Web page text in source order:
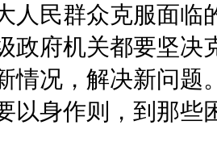
人民群众克服面
政府机关都要坚决
情况，解决新问题
以身作则，到那些